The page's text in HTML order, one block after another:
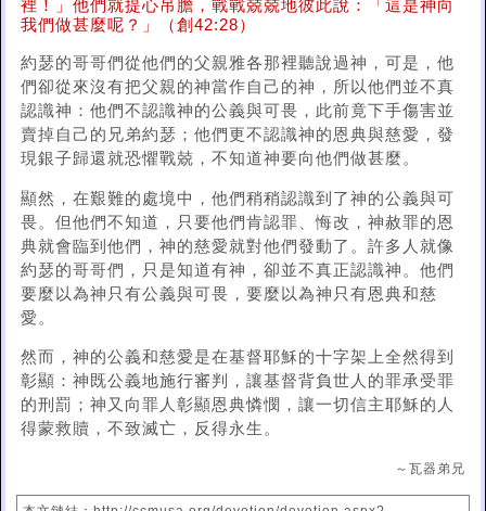
裡！」他們就提心吊膽，戰戰兢兢地彼此說：「這是神向
我們做甚麼呢？」（創42:28）
約瑟的哥哥們從他們的父親雅各那裡聽說過神，可是，他
們卻從來沒有把父親的神當作自己的神，所以他們並不真
認識神：他們不認識神的公義與可畏，此前竟下手傷害並
賣掉自己的兄弟約瑟；他們更不認識神的恩典與慈愛，發
現銀子歸還就恐懼戰兢，不知道神要向他們做甚麼。
顯然，在艱難的處境中，他們稍稍認識到了神的公義與可
畏。但他們不知道，只要他們肯認罪、悔改，神赦罪的恩
典就會臨到他們，神的慈愛就對他們發動了。許多人就像
約瑟的哥哥們，只是知道有神，卻並不真正認識神。他們
要麼以為神只有公義與可畏，要麼以為神只有恩典和慈
愛。
然而，神的公義和慈愛是在基督耶穌的十字架上全然得到
彰顯：神既公義地施行審判，讓基督背負世人的罪承受罪
的刑罰；神又向罪人彰顯恩典憐憫，讓一切信主耶穌的人
得蒙救贖，不致滅亡，反得永生。
～瓦器弟兄